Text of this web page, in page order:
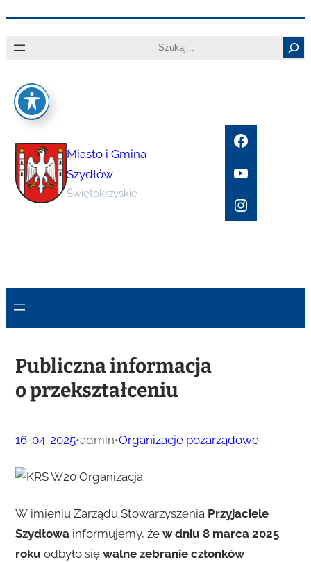
do
Search
Miasto i Gmina
Szydłów
Świętokrzyskie
Facebook
YouTube
Instagram
Publiczna informacja
o przekształceniu
16-04-2025•admin•Organizacje pozarządowe
W imieniu Zarządu Stowarzyszenia Przyjaciele
Szydłowainformujemy, że w dniu 8 marca 2025
roku odbyło się walne zebranie członków